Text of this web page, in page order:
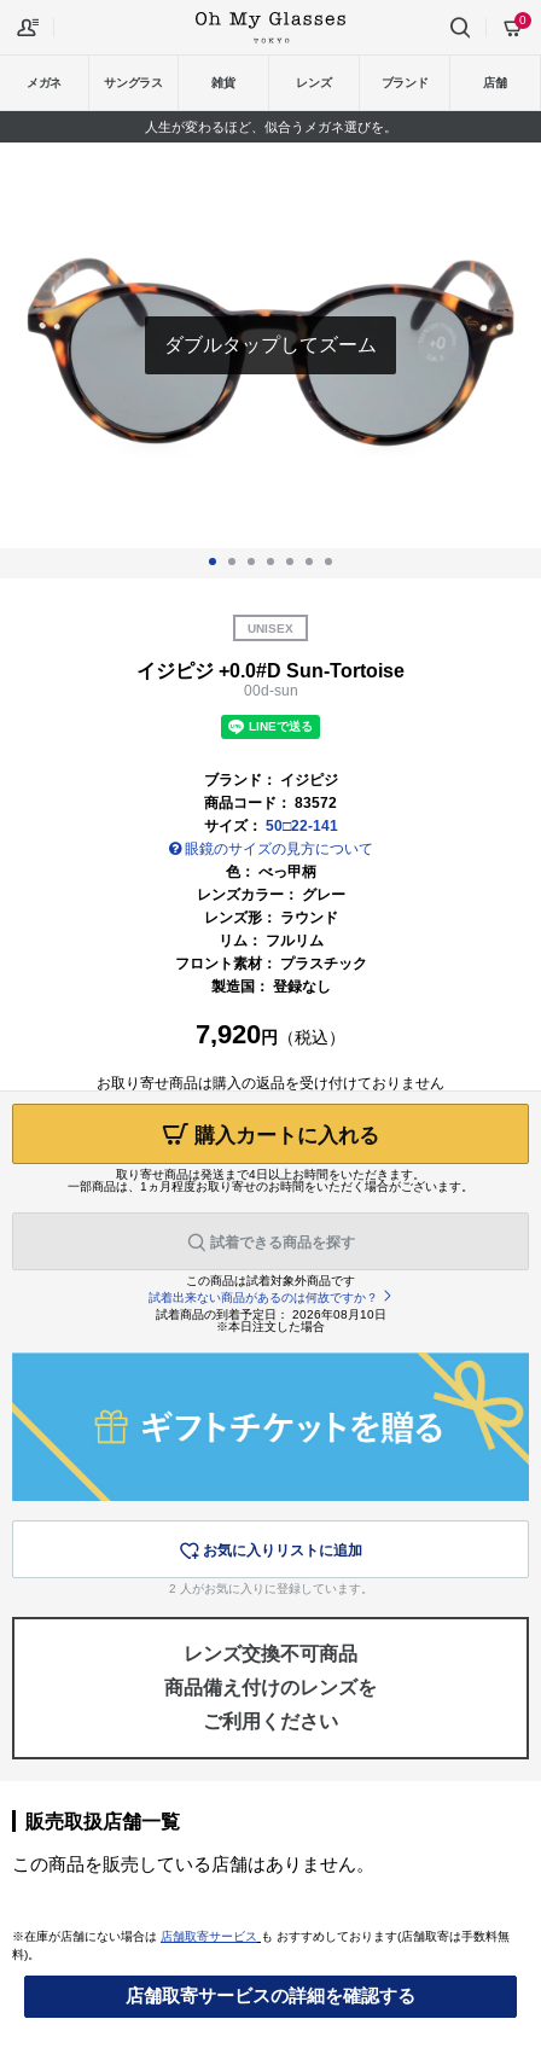
メガネ サングラス 雑貨 レンズ ブランド 店舗
0
人生が変わるほど、似合うメガネ選びを。
ダブルタップしてズーム
UNISEX
イジピジ +0.0#D Sun-Tortoise
00d-sun
ブランド： イジピジ
商品コード： 83572
サイズ： 50□22-141
眼鏡のサイズの見方について
色： べっ甲柄
レンズカラー： グレー
レンズ形： ラウンド
リム： フルリム
フロント素材： プラスチック
製造国： 登録なし
7,920円 （税込）
お取り寄せ商品は購入の返品を受け付けておりません
購入カートに入れる
取り寄せ商品は発送まで4日以上お時間をいただきます。
一部商品は、1ヵ月程度お取り寄せのお時間をいただく場合がございます。
試着できる商品を探す
この商品は試着対象外商品です
試着出来ない商品があるのは何故ですか？
試着商品の到着予定日： 2026年08月10日
※本日注文した場合
お気に入りリストに追加
2 人がお気に入りに登録しています。
レンズ交換不可商品
商品備え付けのレンズを
ご利用ください
販売取扱店舗一覧
この商品を販売している店舗はありません。
※在庫が店舗にない場合は 店舗取寄サービス
も おすすめしております(店舗取寄は手数料無
料)。
店舗取寄サービスの詳細を確認する